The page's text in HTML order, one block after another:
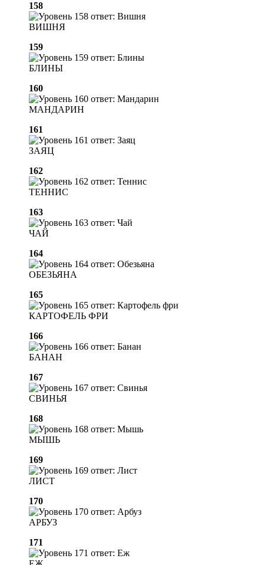
158
ВИШНЯ
159
БЛИНЫ
160
МАНДАРИН
161
ЗАЯЦ
162
ТЕННИС
163
ЧАЙ
164
ОБЕЗЬЯНА
165
КАРТОФЕЛЬ ФРИ
166
БАНАН
167
СВИНЬЯ
168
МЫШЬ
169
ЛИСТ
170
АРБУЗ
171